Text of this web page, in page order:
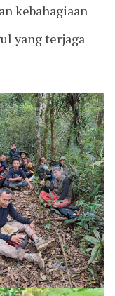
kebahagiaan
yang terjaga